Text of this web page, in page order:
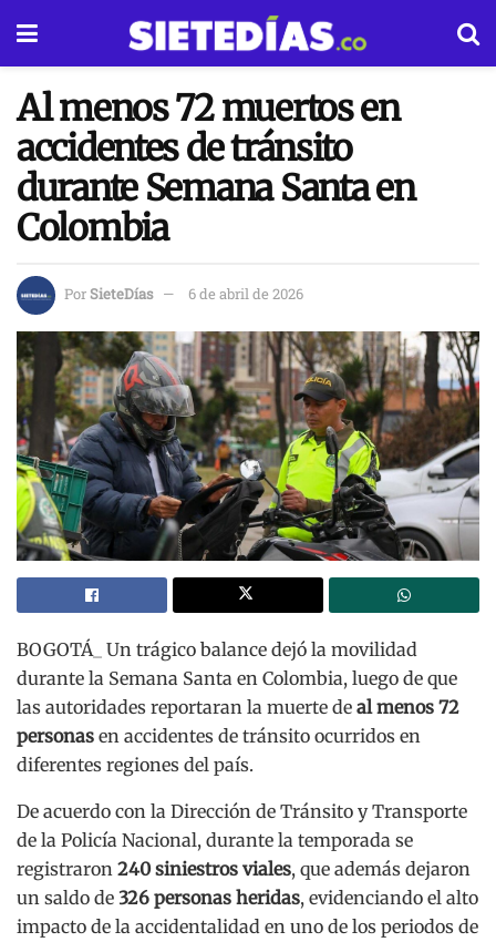
Al menos 72 muertos en
accidentes de tránsito
durante Semana Santa en
Colombia
PorSieteDías 6 de abril de 2026
BOGOTÁ_ Un trágico balance dejó la movilidad
durante la Semana Santa en Colombia, luego de que
las autoridades reportaran la muerte de al menos 72
personas en accidentes de tránsito ocurridos en
diferentes regiones del país.
De acuerdo con la Dirección de Tránsito y Transporte
de la Policía Nacional, durante la temporada se
registraron 240 siniestros viales, que además dejaron
un saldo de 326 personas heridas, evidenciando el alto
impacto de la accidentalidad en uno de los periodos de